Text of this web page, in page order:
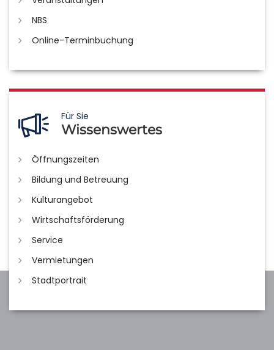
NBS
Online-Terminbuchung
Für Sie
Wissenswertes
Öffnungszeiten
Bildung und Betreuung
Kulturangebot
Wirtschaftsförderung
Service
Vermietungen
Stadtportrait